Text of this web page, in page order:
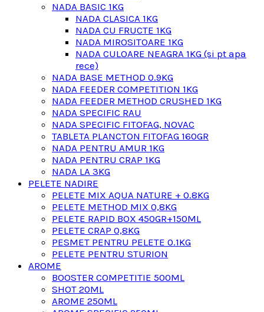
NADA BASIC 1KG
NADA CLASICA 1KG
NADA CU FRUCTE 1KG
NADA MIROSITOARE 1KG
NADA CULOARE NEAGRA 1KG (si pt apa
rece)
NADA BASE METHOD 0.9KG
NADA FEEDER COMPETITION 1KG
NADA FEEDER METHOD CRUSHED 1KG
NADA SPECIFIC RAU
NADA SPECIFIC FITOFAG, NOVAC
TABLETA PLANCTON FITOFAG 160GR
NADA PENTRU AMUR 1KG
NADA PENTRU CRAP 1KG
NADA LA 3KG
PELETE NADIRE
PELETE MIX AQUA NATURE + 0.8KG
PELETE METHOD MIX 0,8KG
PELETE RAPID BOX 450GR+150ML
PELETE CRAP 0,8KG
PESMET PENTRU PELETE 0.1KG
PELETE PENTRU STURION
AROME
BOOSTER COMPETITIE 500ML
SHOT 20ML
AROME 250ML